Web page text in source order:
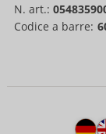
N. art.:
Codice a barre: